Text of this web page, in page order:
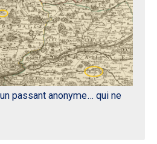
passant anonyme… qui ne